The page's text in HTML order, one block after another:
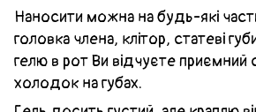
Наносити можна на будь-які
головка члена, клітор, статеві
гелю в рот Ви відчуєте приємний
холодок на губах.